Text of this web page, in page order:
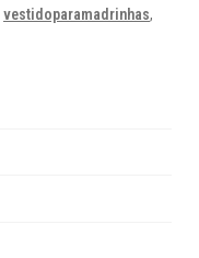
vestidoparamadrinhas,